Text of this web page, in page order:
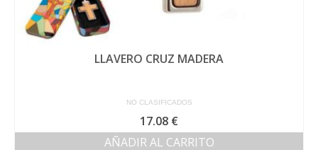
LLAVERO CRUZ MADERA
NO CLASIFICADOS
17.08 €
AÑADIR AL CARRITO